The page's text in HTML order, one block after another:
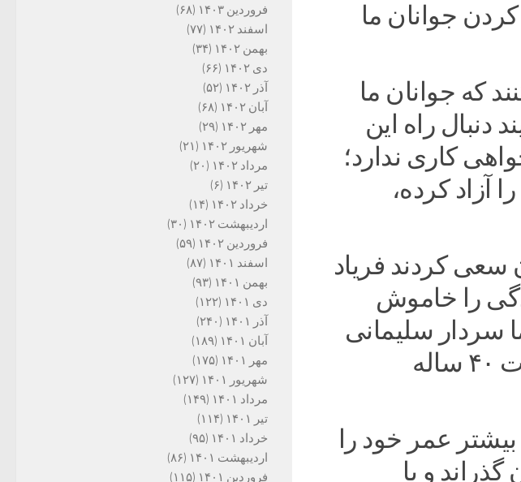
جوانان ما
که جوانان ما
دنبال راه این
کاری ندارد؛
آزاد کرده،
دشمنان سعی کردند فریاد
را خاموش
سردار سلیمانی
یک تنه ورق را برگرداند و زحمات ۴۰ ساله
بیشتر عمر خود را
و با
فروردین ۱۴۰۳
(۶۸)
اسفند ۱۴۰۲
(۷۷)
بهمن ۱۴۰۲
(۳۴)
دی ۱۴۰۲
(۶۶)
آذر ۱۴۰۲
(۵۲)
آبان ۱۴۰۲
(۶۸)
مهر ۱۴۰۲
(۲۹)
شهریور ۱۴۰۲
(۲۱)
مرداد ۱۴۰۲
(۲۰)
تیر ۱۴۰۲
(۶)
خرداد ۱۴۰۲
(۱۴)
اردیبهشت ۱۴۰۲
(۳۰)
فروردین ۱۴۰۲
(۵۹)
اسفند ۱۴۰۱
(۸۷)
بهمن ۱۴۰۱
(۹۳)
دی ۱۴۰۱
(۱۲۲)
آذر ۱۴۰۱
(۲۴۰)
آبان ۱۴۰۱
(۱۸۹)
مهر ۱۴۰۱
(۱۷۵)
شهریور ۱۴۰۱
(۱۲۷)
مرداد ۱۴۰۱
(۱۴۹)
تیر ۱۴۰۱
(۱۱۴)
خرداد ۱۴۰۱
(۹۵)
اردیبهشت ۱۴۰۱
(۸۶)
فروردین ۱۴۰۱
(۱۱۵)